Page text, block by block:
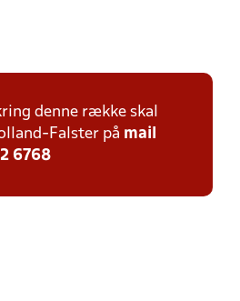
denne række skal
Falster på mail
6768